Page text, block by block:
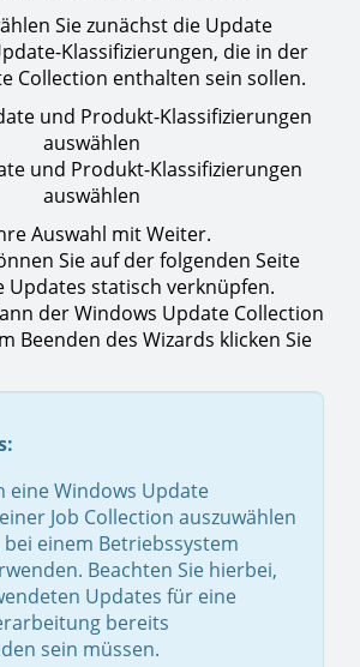
Sie zunächst die Update
Klassifizierungen, die in der
Collection enthalten sein sollen.
und Produkt-Klassifizierungen
auswählen
Auswahl mit Weiter.
Sie auf der folgenden Seite
Updates statisch verknüpfen.
der Windows Update Collection
Beenden des Wizards klicken Sie
eine Windows Update
Job Collection auszuwählen
bei einem Betriebssystem
Beachten Sie hierbei,
Updates für eine
bereits
sein müssen.